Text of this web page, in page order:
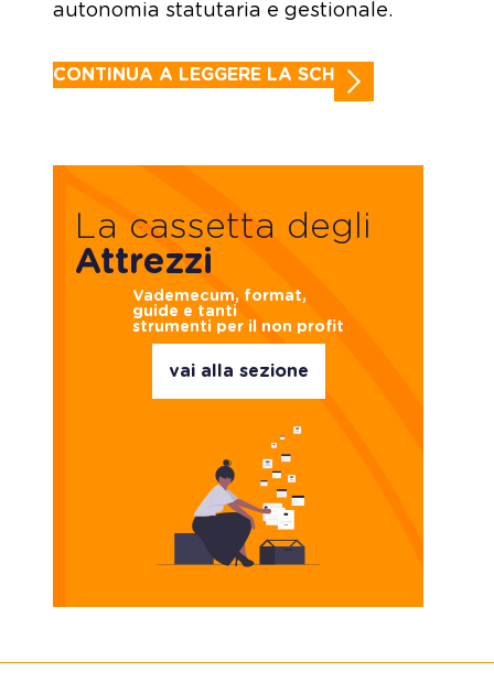
autonomia statutaria e gestionale.
CONTINUA A LEGGERE LA SCHEDA
La cassetta degli
Attrezzi
Vademecum, format,
guide e tanti
strumenti per il non profit
vai alla sezione